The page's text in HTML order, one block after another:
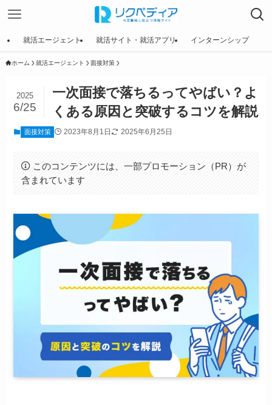
就活エージェント 就活サイト・就活アプリ インターンシップ
ホーム 就活エージェント 面接対策
一次面接で落ちるってやばい？よ
くある原因と突破するコツを解説
2025
6/25
面接対策 2023年8月1日 2025年6月25日
このコンテンツには、一部プロモーション（PR）が
含まれています